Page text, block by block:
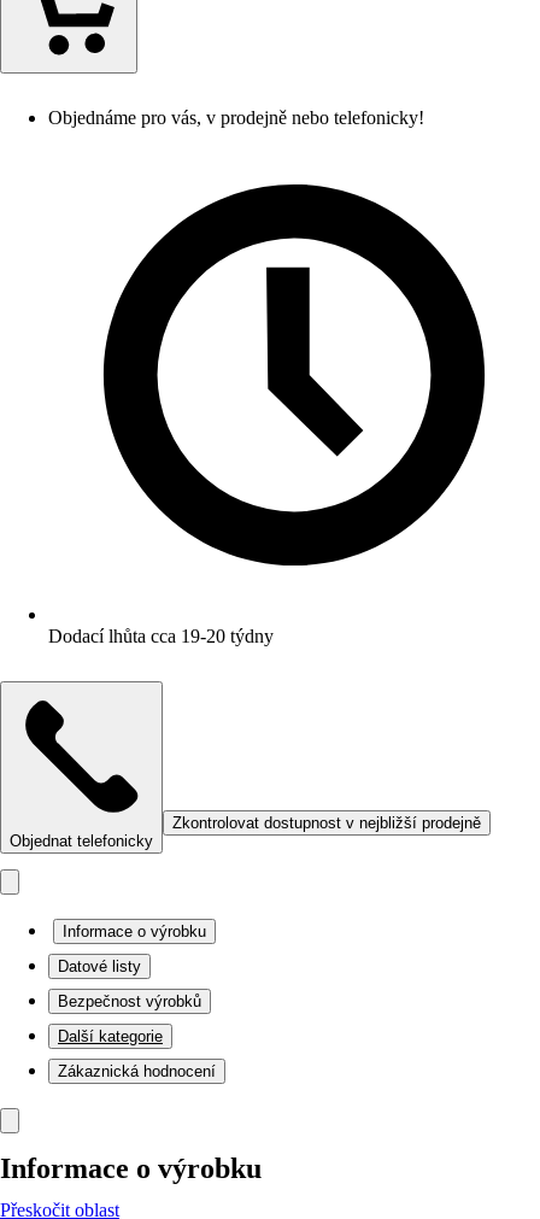
Objednáme pro vás, v prodejně nebo telefonicky!
Dodací lhůta cca 19-20 týdny
Objednat telefonicky
Zkontrolovat dostupnost v nejbližší prodejně
Informace o výrobku
Datové listy
Bezpečnost výrobků
Další kategorie
Zákaznická hodnocení
Informace o výrobku
Přeskočit oblast